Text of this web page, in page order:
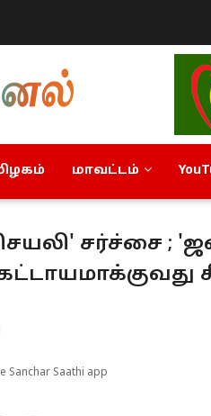
மாவட்டம்
சர்ச்சை ;
Sanchar Saathi app